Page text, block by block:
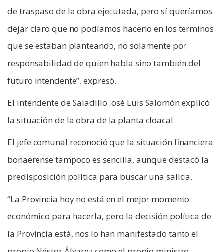
de traspaso de la obra ejecutada, pero sí queríamos
dejar claro que no podíamos hacerlo en los términos
que se estaban planteando, no solamente por
responsabilidad de quien habla sino también del
futuro intendente”, expresó.
El intendente de Saladillo José Luis Salomón explicó
la situación de la obra de la planta cloacal
El jefe comunal reconoció que la situación financiera
bonaerense tampoco es sencilla, aunque destacó la
predisposición política para buscar una salida.
“La Provincia hoy no está en el mejor momento
económico para hacerla, pero la decisión política de
la Provincia está, nos lo han manifestado tanto el